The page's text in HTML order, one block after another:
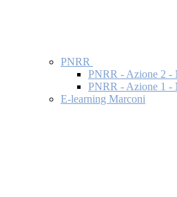
PNRR
PNRR - Azione 2 -
PNRR - Azione 1 -
E-learning Marconi